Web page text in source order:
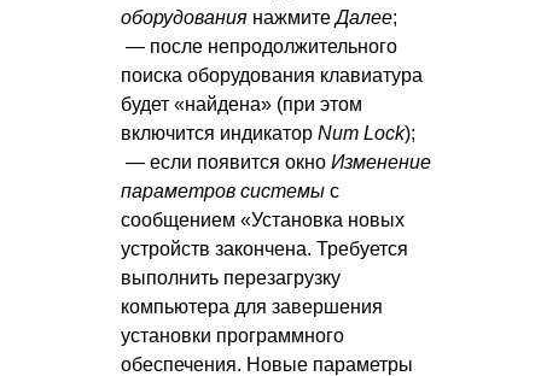
оборудования нажмитеДалее;
— после непродолжительного
поиска оборудования клавиатура
будет «найдена» (при этом
включится индикатор Num Lock);
— если появится окно Изменение
параметров системы с
сообщением «Установка новых
устройств закончена. Требуется
выполнить перезагрузку
компьютера для завершения
установки программного
обеспечения. Новые параметры